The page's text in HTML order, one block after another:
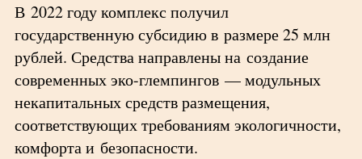
В 2022 году комплекс получил
государственную субсидию в размере 25 млн
рублей. Средства направлены на создание
современных эко-глемпингов — модульных
некапитальных средств размещения,
соответствующих требованиям экологичности,
комфорта и безопасности.